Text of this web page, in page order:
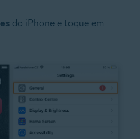
do iPhone e toque em